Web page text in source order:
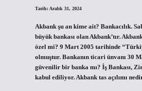
Tarih: Aralık 31, 2024
Akbank şu an kime ait? Bankacılık.
büyük bankası olan Akbank’tır.
özel mi? 9 Mart 2005 tarihinde
olmuştur. Bankanın ticari ünvanı 30
güvenilir bir banka mı? İş Bankası,
kabul ediliyor. Akbank tas açılımı